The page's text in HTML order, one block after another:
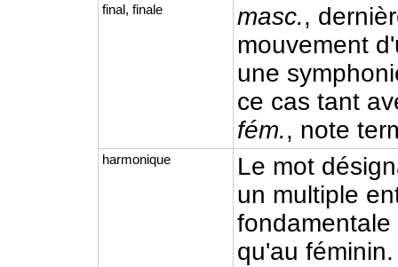
final, finale masc.,
mouvement
une
ce cas tant
fém., note
harmonique
Le mot
un multiple
qu'au féminin.